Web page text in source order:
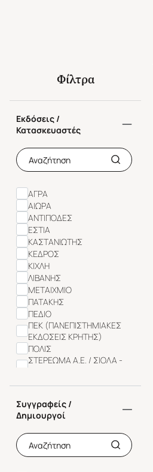
Φίλτρα
Εκδόσεις /
Κατασκευαστές
ΑΓΡΑ
ΑΙΩΡΑ
ΑΝΤΙΠΟΔΕΣ
ΕΣΤΙΑ
ΚΑΣΤΑΝΙΩΤΗΣ
ΚΕΔΡΟΣ
ΚΙΧΛΗ
ΛΙΒΑΝΗΣ
ΜΕΤΑΙΧΜΙΟ
ΠΑΤΑΚΗΣ
ΠΕΔΙΟ
ΠΕΚ (ΠΑΝΕΠΙΣΤΗΜΙΑΚΕΣ
ΕΚΔΟΣΕΙΣ ΚΡΗΤΗΣ)
ΠΟΛΙΣ
ΣΤΕΡΕΩΜΑ Α.Ε. / ΣΙΟΛΑ -
GUTENBERG
Συγγραφείς /
Δημιουργοί